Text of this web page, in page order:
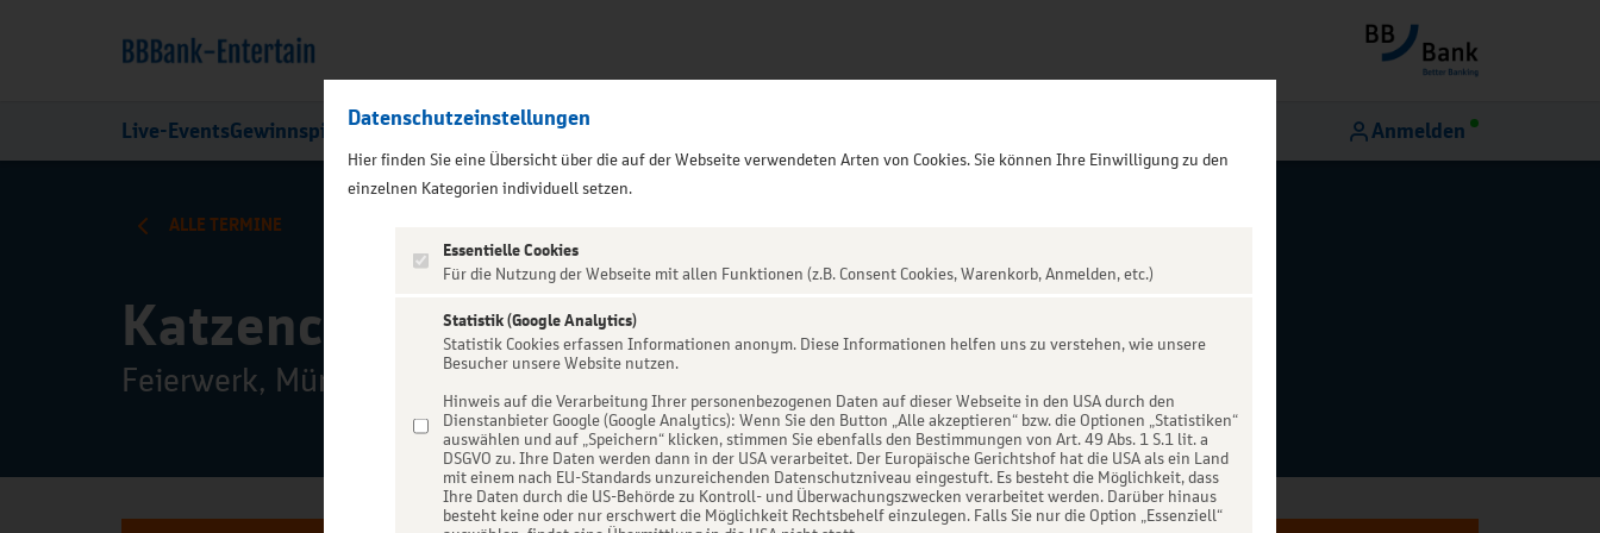
Live-EventsGewinnspieleÜber uns Anmelden
ALLE TERMINE
Katzenclub Festival
Feierwerk, München
Datenschutzeinstellungen
Hier finden Sie eine Übersicht über die auf der Webseite verwendeten Arten von Cookies. Sie können Ihre Einwilligung zu den
einzelnen Kategorien individuell setzen.
Essentielle Cookies
Für die Nutzung der Webseite mit allen Funktionen (z.B. Consent Cookies, Warenkorb, Anmelden, etc.)
Statistik (Google Analytics)
Statistik Cookies erfassen Informationen anonym. Diese Informationen helfen uns zu verstehen, wie unsere
Besucher unsere Website nutzen.
Hinweis auf die Verarbeitung Ihrer personenbezogenen Daten auf dieser Webseite in den USA durch den
Dienstanbieter Google (Google Analytics): Wenn Sie den Button „Alle akzeptieren“ bzw. die Optionen „Statistiken“
auswählen und auf „Speichern“ klicken, stimmen Sie ebenfalls den Bestimmungen von Art. 49 Abs. 1 S.1 lit. a
DSGVO zu. Ihre Daten werden dann in der USA verarbeitet. Der Europäische Gerichtshof hat die USA als ein Land
mit einem nach EU-Standards unzureichenden Datenschutzniveau eingestuft. Es besteht die Möglichkeit, dass
Ihre Daten durch die US-Behörde zu Kontroll- und Überwachungszwecken verarbeitet werden. Darüber hinaus
besteht keine oder nur erschwert die Möglichkeit Rechtsbehelf einzulegen. Falls Sie nur die Option „Essenziell“